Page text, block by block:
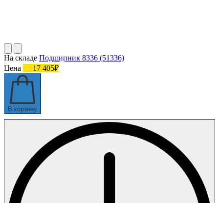
На складе Подшипник 8336 (51336)
Цена
17 405₽
В корзину